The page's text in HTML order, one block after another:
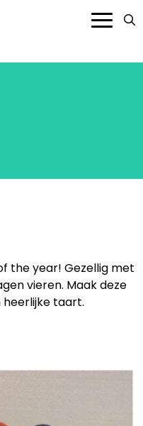
the year! Gezellig met
vieren. Maak deze
taart.